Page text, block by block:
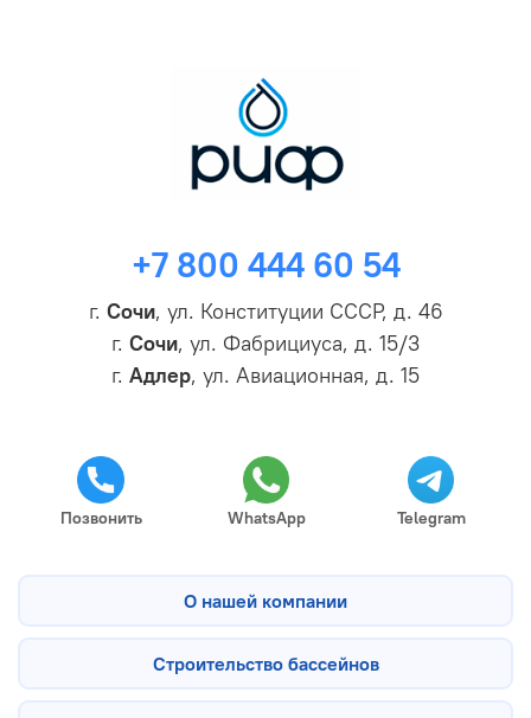
+7 800 444 60 54
г. Сочи, ул. Конституции СССР, д. 46
г. Сочи, ул. Фабрициуса, д. 15/3
г. Адлер, ул. Авиационная, д. 15
Позвонить WhatsApp Telegram
О нашей компании
Строительство бассейнов